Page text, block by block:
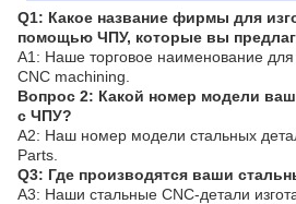
Q1: Какое название фирмы для
помощью ЧПУ, которые вы
A1: Наше торговое наименование
CNC machining.
Вопрос 2: Какой номер модели
с ЧПУ?
A2: Наш номер модели стальных
Parts.
Q3: Где производятся ваши
A3: Наши стальные CNC-детали